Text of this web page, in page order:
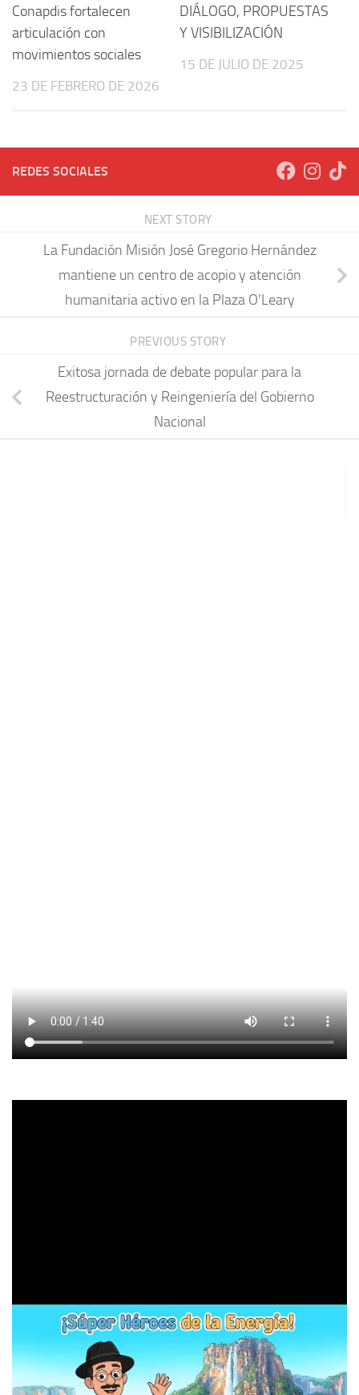
Conapdis fortalecen
articulación con
movimientos sociales
23 DE FEBRERO DE 2026
DIÁLOGO, PROPUESTAS
Y VISIBILIZACIÓN
15 DE JULIO DE 2025
REDES SOCIALES
NEXT STORY
La Fundación Misión José Gregorio Hernández
mantiene un centro de acopio y atención
humanitaria activo en la Plaza O’Leary
PREVIOUS STORY
Exitosa jornada de debate popular para la
Reestructuración y Reingeniería del Gobierno
Nacional